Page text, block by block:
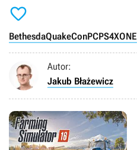

BethesdaQuakeConPCPS4XONE
Autor:
Jakub Błażewicz